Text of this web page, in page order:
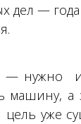
дел — года
нужно
машину,
цель уже